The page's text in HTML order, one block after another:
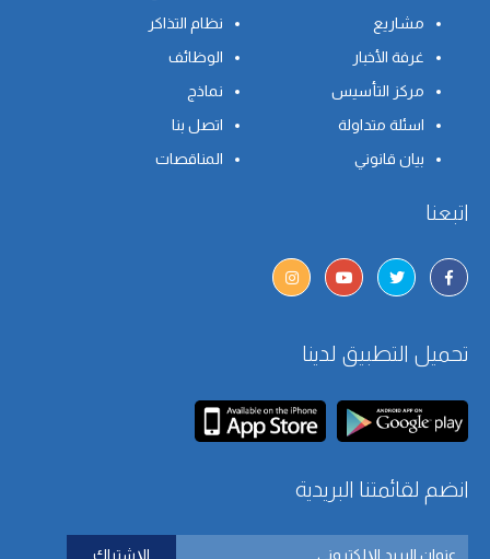
مشاريع
نظام التذاكر
غرفة الأخبار
الوظائف
مركز التأسيس
نماذج
اسئلة متداولة
اتصل بنا
بيان قانوني
المناقصات
اتبعنا
تحميل التطبيق لدينا
انضم لقائمتنا البريدية